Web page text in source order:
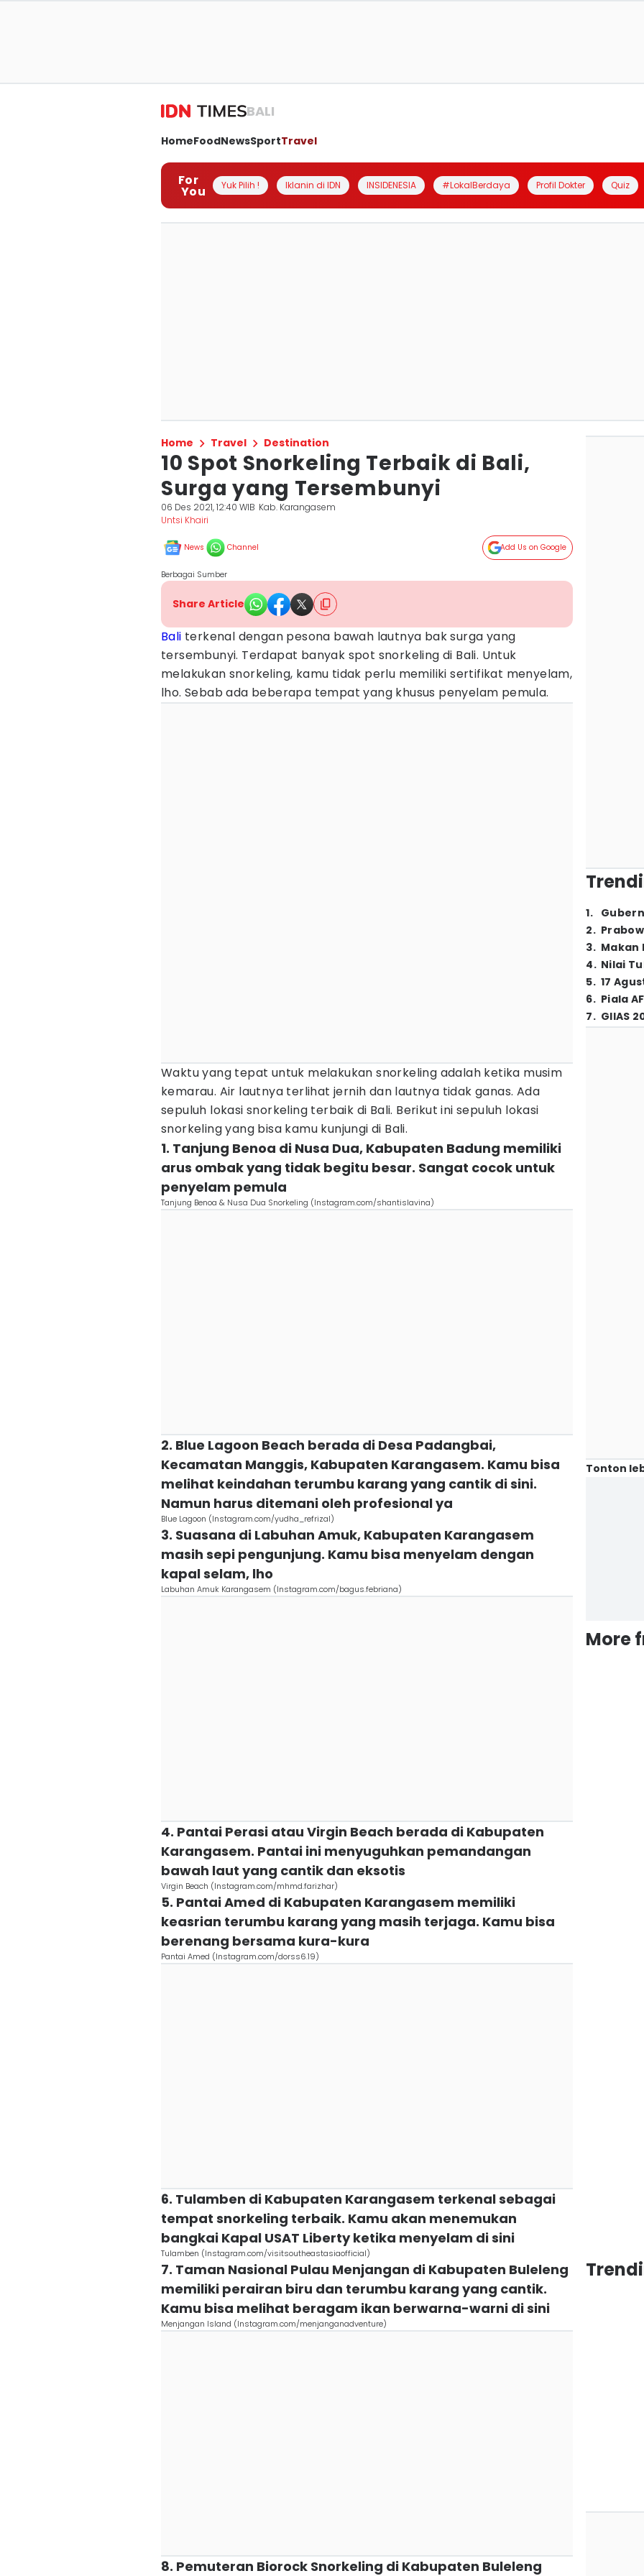
BALI
HomeFoodNewsSportTravel
For
You Yuk Pilih ! Iklanin di IDN INSIDENESIA #LokalBerdaya Profil Dokter Quiz
Home Travel Destination
10 Spot Snorkeling Terbaik di Bali,
Surga yang Tersembunyi
06 Des 2021, 12:40 WIB Kab. Karangasem
Untsi Khairi
News Channel Add Us on Google
Berbagai Sumber
Share Article
Bali terkenal dengan pesona bawah lautnya bak surga yang
tersembunyi. Terdapat banyak spot snorkeling di Bali. Untuk
melakukan snorkeling, kamu tidak perlu memiliki sertifikat menyelam,
lho. Sebab ada beberapa tempat yang khusus penyelam pemula.
Waktu yang tepat untuk melakukan snorkeling adalah ketika musim
kemarau. Air lautnya terlihat jernih dan lautnya tidak ganas. Ada
sepuluh lokasi snorkeling terbaik di Bali. Berikut ini sepuluh lokasi
snorkeling yang bisa kamu kunjungi di Bali.
1. Tanjung Benoa di Nusa Dua, Kabupaten Badung memiliki
arus ombak yang tidak begitu besar. Sangat cocok untuk
penyelam pemula
Tanjung Benoa & Nusa Dua Snorkeling (Instagram.com/shantislavina)
2. Blue Lagoon Beach berada di Desa Padangbai,
Kecamatan Manggis, Kabupaten Karangasem. Kamu bisa
melihat keindahan terumbu karang yang cantik di sini.
Namun harus ditemani oleh profesional ya
Blue Lagoon (Instagram.com/yudha_refrizal)
3. Suasana di Labuhan Amuk, Kabupaten Karangasem
masih sepi pengunjung. Kamu bisa menyelam dengan
kapal selam, lho
Labuhan Amuk Karangasem (Instagram.com/bagus.febriana)
4. Pantai Perasi atau Virgin Beach berada di Kabupaten
Karangasem. Pantai ini menyuguhkan pemandangan
bawah laut yang cantik dan eksotis
Virgin Beach (Instagram.com/mhmd.farizhar)
5. Pantai Amed di Kabupaten Karangasem memiliki
keasrian terumbu karang yang masih terjaga. Kamu bisa
berenang bersama kura-kura
Pantai Amed (Instagram.com/dorss6.19)
6. Tulamben di Kabupaten Karangasem terkenal sebagai
tempat snorkeling terbaik. Kamu akan menemukan
bangkai Kapal USAT Liberty ketika menyelam di sini
Tulamben (Instagram.com/visitsoutheastasiaofficial)
7. Taman Nasional Pulau Menjangan di Kabupaten Buleleng
memiliki perairan biru dan terumbu karang yang cantik.
Kamu bisa melihat beragam ikan berwarna-warni di sini
Menjangan Island (Instagram.com/menjanganadventure)
8. Pemuteran Biorock Snorkeling di Kabupaten Buleleng
1.
2.
3. Makan
4. Nilai
5. 17
6. Piala
7. GIIAS
Tonton
More